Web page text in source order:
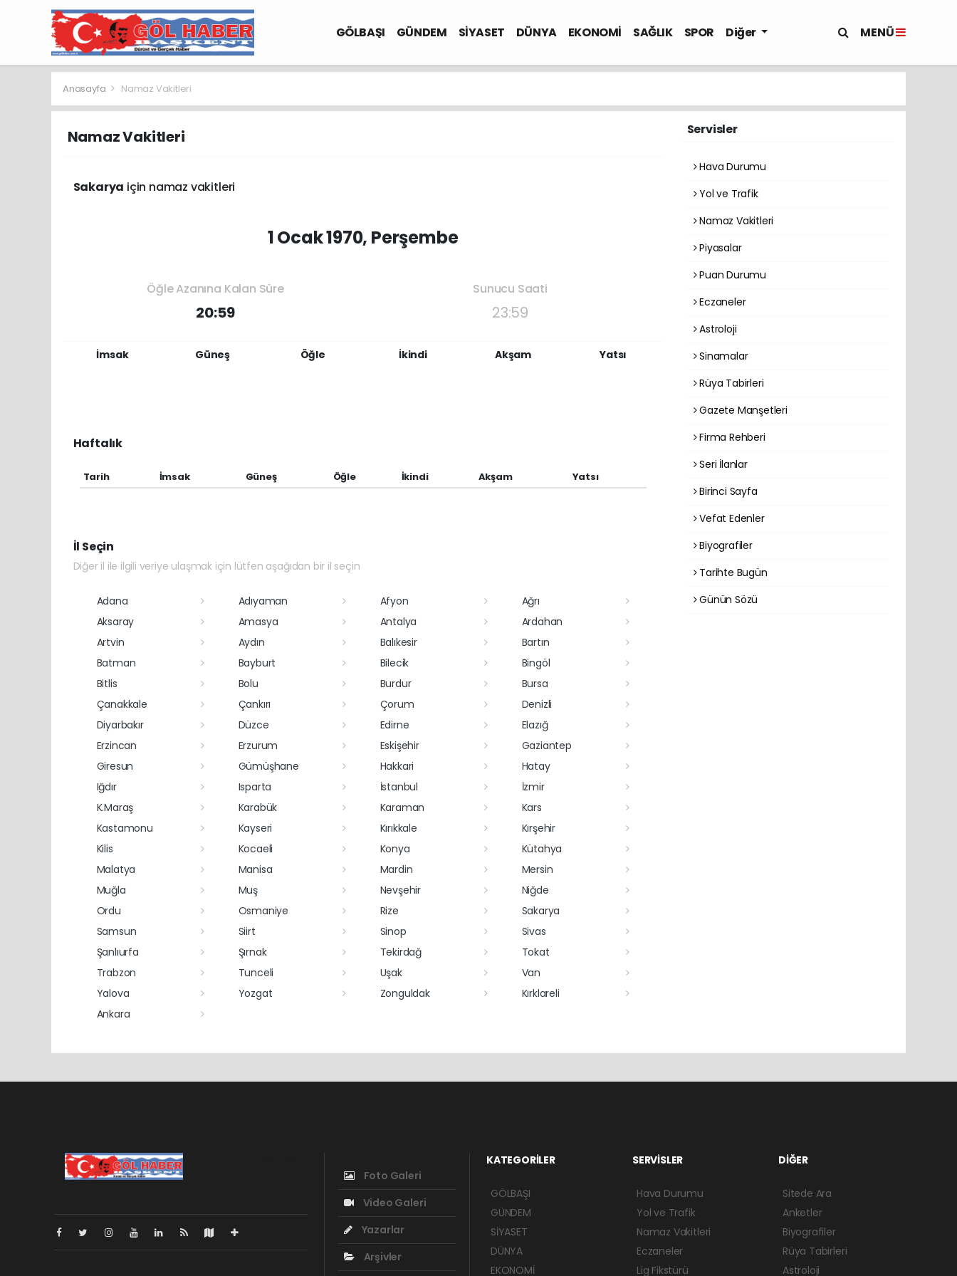
GÖLBAŞI GÜNDEM SİYASET DÜNYA EKONOMİ SAĞLIK SPOR Diğer MENÜ
Anasayfa Namaz Vakitleri
Namaz Vakitleri
Sakarya için namaz vakitleri
1 Ocak 1970, Perşembe
Öğle Azanına Kalan Süre
20:59
Sunucu Saati
23:59
İmsak Güneş Öğle İkindi Akşam Yatsı
Haftalık
Tarih İmsak Güneş Öğle İkindi Akşam Yatsı
İl Seçin
Diğer il ile ilgili veriye ulaşmak için lütfen aşağıdan bir il seçin
Adana Adıyaman Afyon
Ağrı
Aksaray
Amasya Antalya
Ardahan
Artvin
Aydın Balıkesir
Bartın
Batman
Bayburt Bilecik
Bingöl
Bitlis
Bolu Burdur
Bursa
Çanakkale
Çankırı Çorum
Denizli
Diyarbakır
Düzce Edirne
Elazığ
Erzincan
Erzurum Eskişehir
Gaziantep
Giresun
Gümüşhane Hakkari
Hatay
Iğdır
Isparta İstanbul
İzmir
K.Maraş
Karabük Karaman
Kars
Kastamonu
Kayseri Kırıkkale
Kırşehir
Kilis
Kocaeli Konya
Kütahya
Malatya
Manisa Mardin
Mersin
Muğla
Muş Nevşehir
Niğde
Ordu
Osmaniye Rize
Sakarya
Samsun
Siirt Sinop
Sivas
Şanlıurfa
Şırnak Tekirdağ
Tokat
Trabzon
Tunceli Uşak
Van
Yalova
Yozgat Zonguldak
Kırklareli
Ankara
Servisler
Hava Durumu
Yol ve Trafik
Namaz Vakitleri
Piyasalar
Puan Durumu
Eczaneler
Astroloji
Sinamalar
Rüya Tabirleri
Gazete Manşetleri
Firma Rehberi
Seri İlanlar
Birinci Sayfa
Vefat Edenler
Biyografiler
Tarihte Bugün
Günün Sözü
Foto Galeri
Video Galeri
Yazarlar
Arşivler
KATEGORİLER
GÖLBAŞI
GÜNDEM
SİYASET
DÜNYA
EKONOMİ
SERVİSLER
Hava Durumu
Yol ve Trafik
Namaz Vakitleri
Eczaneler
Lig Fikstürü
DİĞER
Sitede Ara
Anketler
Biyografiler
Rüya Tabirleri
Astroloji